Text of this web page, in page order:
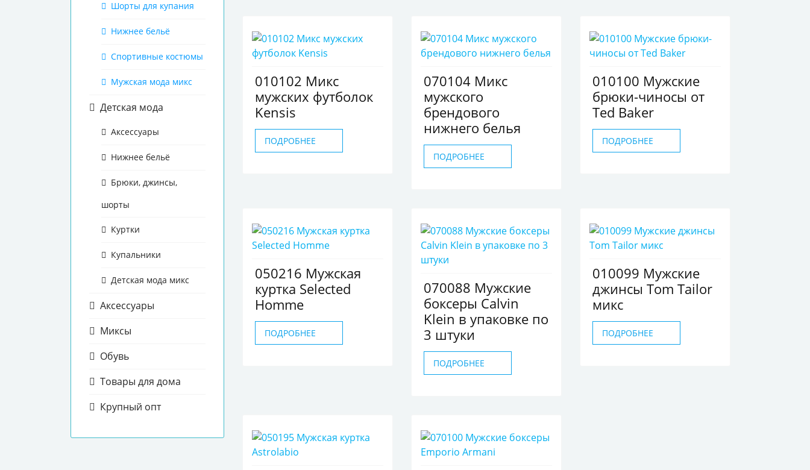
Шорты для купания
Нижнее бельё
Спортивные костюмы
Мужская мода микс
Детская мода
Аксессуары
Нижнее бельё
Брюки, джинсы,
шорты
Куртки
Купальники
Детская мода микс
Аксессуары
Миксы
Обувь
Товары для дома
Крупный опт
010102 Микс
мужских футболок
Kensis
ПОДРОБНЕЕ
070104 Микс
мужского
брендового
нижнего белья
ПОДРОБНЕЕ
010100 Мужские
брюки-чиносы от
Ted Baker
ПОДРОБНЕЕ
050216 Мужская
куртка Selected
Homme
ПОДРОБНЕЕ
070088 Мужские
боксеры Calvin
Klein в упаковке по
3 штуки
ПОДРОБНЕЕ
010099 Мужские
джинсы Tom Tailor
микс
ПОДРОБНЕЕ